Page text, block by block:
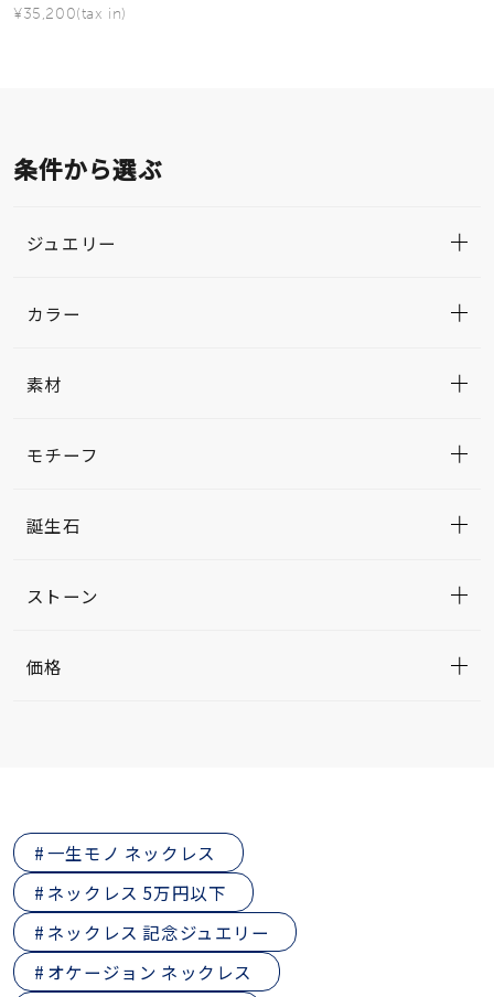
¥35,200(tax in)
条件から選ぶ
ジュエリー
カラー
素材
モチーフ
誕生石
ストーン
価格
一生モノ ネックレス
ネックレス 5万円以下
ネックレス 記念ジュエリー
オケージョン ネックレス